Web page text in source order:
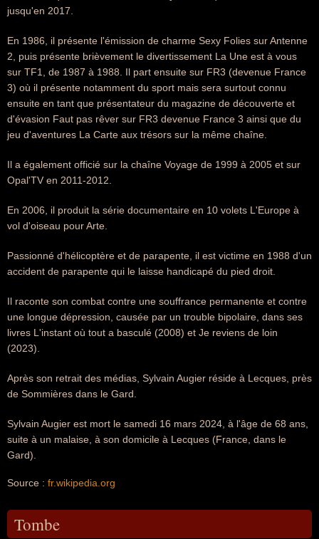
jusqu'en 2017.
En 1986, il présente l'émission de charme Sexy Folies sur Antenne
2, puis présente brièvement le divertissement La Une est à vous
sur TF1, de 1987 à 1988. Il part ensuite sur FR3 (devenue France
3) où il présente notamment du sport mais sera surtout connu
ensuite en tant que présentateur du magazine de découverte et
d'évasion Faut pas rêver sur FR3 devenue France 3 ainsi que du
jeu d'aventures La Carte aux trésors sur la même chaîne.
Il a également officié sur la chaîne Voyage de 1999 à 2005 et sur
Opal'TV en 2011-2012.
En 2006, il produit la série documentaire en 10 volets L'Europe à
vol d'oiseau pour Arte.
Passionné d'hélicoptère et de parapente, il est victime en 1988 d'un
accident de parapente qui le laisse handicapé du pied droit.
Il raconte son combat contre une souffrance permanente et contre
une longue dépression, causée par un trouble bipolaire, dans ses
livres L'instant où tout a basculé (2008) et Je reviens de loin
(2023).
Après son retrait des médias, Sylvain Augier réside à Lecques, près
de Sommières dans le Gard.
Sylvain Augier est mort le samedi 16 mars 2024, à l'âge de 68 ans,
suite à un malaise, à son domicile à Lecques (France, dans le
Gard).
Source : fr.wikipedia.org
Tombe